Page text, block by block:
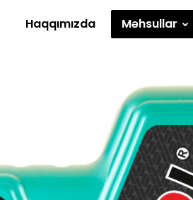
Haqqımızda Məhsullar